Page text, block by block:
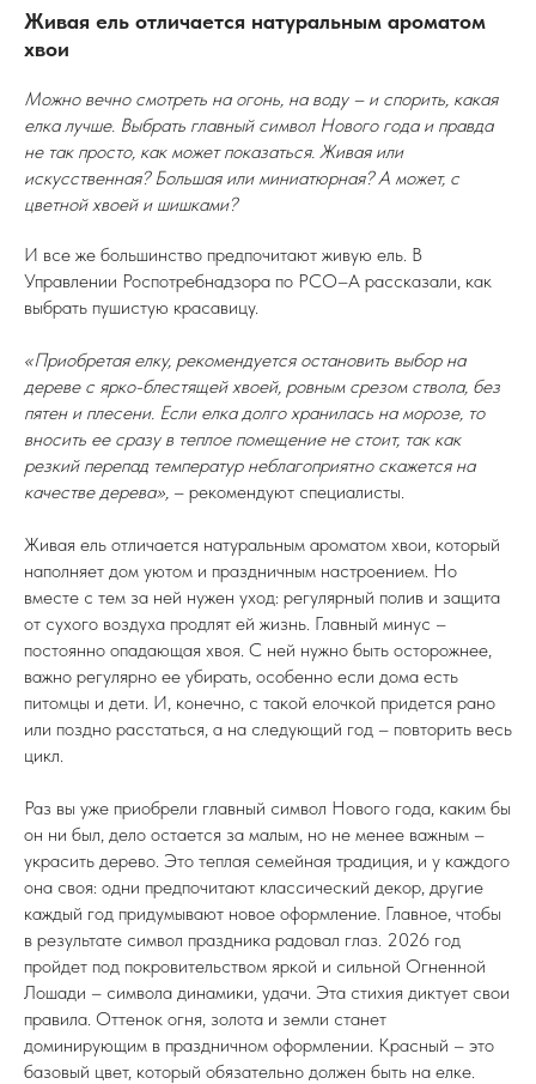
Живая ель отличается натуральным ароматом
хвои
Можно вечно смотреть на огонь, на воду – и спорить, какая
елка лучше. Выбрать главный символ Нового года и правда
не так просто, как может показаться. Живая или
искусственная? Большая или миниатюрная? А может, с
цветной хвоей и шишками?
И все же большинство предпочитают живую ель. В
Управлении Роспотребнадзора по РСО–А рассказали, как
выбрать пушистую красавицу.
«Приобретая елку, рекомендуется остановить выбор на
дереве с ярко-блестящей хвоей, ровным срезом ствола, без
пятен и плесени. Если елка долго хранилась на морозе, то
вносить ее сразу в теплое помещение не стоит, так как
резкий перепад температур неблагоприятно скажется на
качестве дерева», – рекомендуют специалисты.
Живая ель отличается натуральным ароматом хвои, который
наполняет дом уютом и праздничным настроением. Но
вместе с тем за ней нужен уход: регулярный полив и защита
от сухого воздуха продлят ей жизнь. Главный минус –
постоянно опадающая хвоя. С ней нужно быть осторожнее,
важно регулярно ее убирать, особенно если дома есть
питомцы и дети. И, конечно, с такой елочкой придется рано
или поздно расстаться, а на следующий год – повторить весь
цикл.
Раз вы уже приобрели главный символ Нового года, каким бы
он ни был, дело остается за малым, но не менее важным –
украсить дерево. Это теплая семейная традиция, и у каждого
она своя: одни предпочитают классический декор, другие
каждый год придумывают новое оформление. Главное, чтобы
в результате символ праздника радовал глаз. 2026 год
пройдет под покровительством яркой и сильной Огненной
Лошади – символа динамики, удачи. Эта стихия диктует свои
правила. Оттенок огня, золота и земли станет
доминирующим в праздничном оформлении. Красный – это
базовый цвет, который обязательно должен быть на елке.